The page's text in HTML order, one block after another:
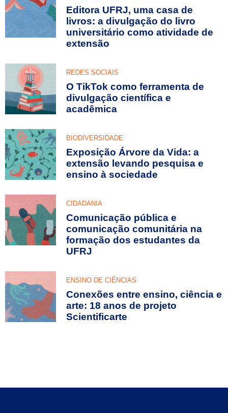
Editora UFRJ, uma casa de
livros: a divulgação do livro
universitário como atividade de
extensão
REDES SOCIAIS
O TikTok como ferramenta de
divulgação científica e
acadêmica
BIODIVERSIDADE
Exposição Árvore da Vida: a
extensão levando pesquisa e
ensino à sociedade
CIDADANIA
Comunicação pública e
comunicação comunitária na
formação dos estudantes da
UFRJ
ENSINO DE CIÊNCIAS
Conexões entre ensino, ciência e
arte: 18 anos de projeto
Scientificarte